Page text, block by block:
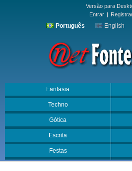
Versão para
Entrar |
Português English
Fantasia
Techno
Gótica
Escrita
Festas